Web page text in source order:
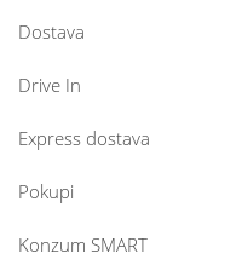
Dostava
Drive In
Express dostava
Pokupi
Konzum SMART